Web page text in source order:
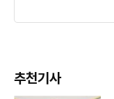
추천기사